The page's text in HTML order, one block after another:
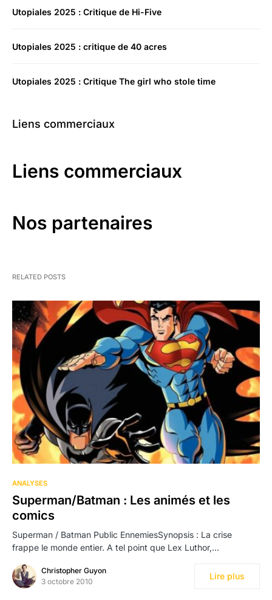
Utopiales 2025 : Critique de Hi-Five
Utopiales 2025 : critique de 40 acres
Utopiales 2025 : Critique The girl who stole time
Liens commerciaux
Liens commerciaux
Nos partenaires
RELATED POSTS
ANALYSES
Superman/Batman : Les animés et les
comics
Superman / Batman Public EnnemiesSynopsis : La crise
frappe le monde entier. A tel point que Lex Luthor,…
Christopher Guyon
3 octobre 2010
Lire plus